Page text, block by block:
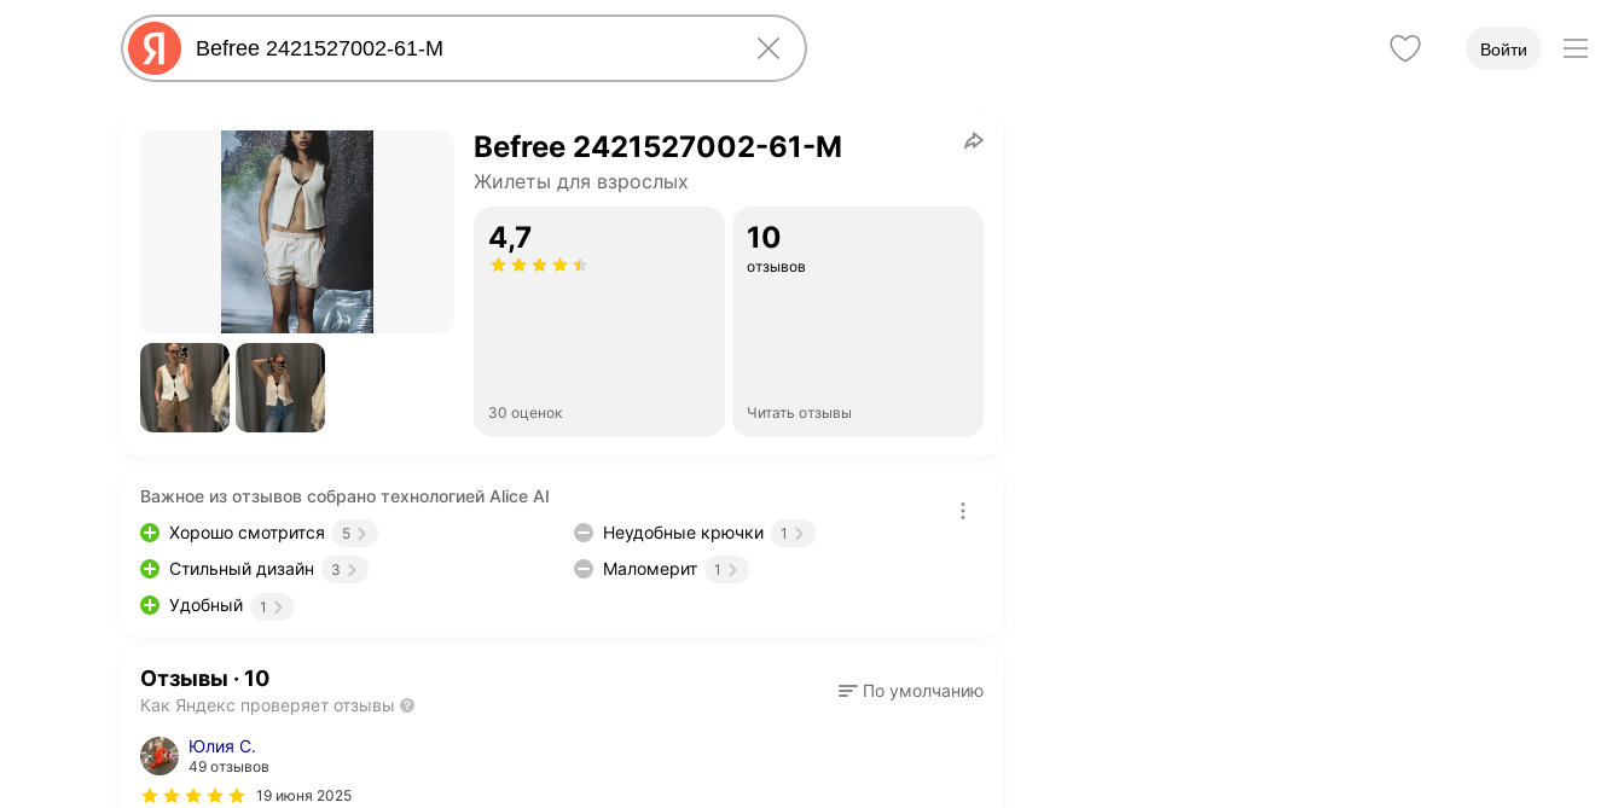
Войти
Befree 2421527002-61-M
Жилеты для взрослых
4,7
30 оценок
10
отзывов
Читать отзывы
Важное из отзывов собрано технологией Alice AI
Хорошо смотрится
5
Стильный дизайн 3
Удобный 1
Неудобные крючки 1
Маломерит 1
Отзывы · 10
Как Яндекс проверяет отзывы
По умолчанию
Юлия С.
49 отзывов
19 июня 2025